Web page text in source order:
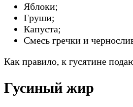
Яблоки;
Груши;
Капуста;
Смесь гречки и
Как правило, к гусятине
Гусиный жир